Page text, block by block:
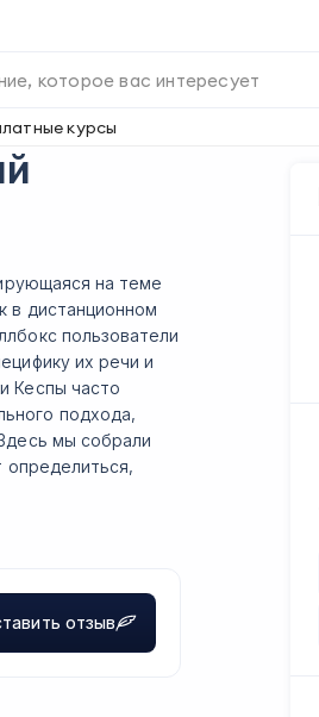
курсы
на теме
в дистанционном
пользователи
их речи и
Кеспы часто
подхода,
мы собрали
определиться,
отзыв